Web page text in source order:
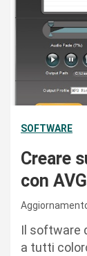
SOFTWARE
Creare
con
Il software
a tutti